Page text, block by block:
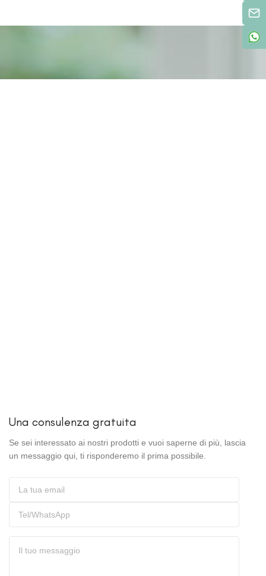
Una consulenza gratuita
Se sei interessato ai nostri prodotti e vuoi saperne di più, lascia
un messaggio qui, ti risponderemo il prima possibile.